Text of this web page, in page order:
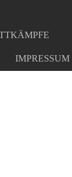
IMPRESSUM